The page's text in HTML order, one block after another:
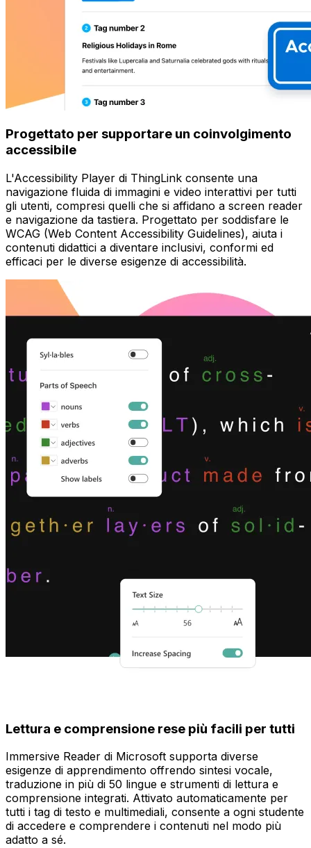
Progettato per supportare un coinvolgimento
accessibile
L'Accessibility Player di ThingLink consente una
navigazione fluida di immagini e video interattivi per tutti
gli utenti, compresi quelli che si affidano a screen reader
e navigazione da tastiera. Progettato per soddisfare le
WCAG (Web Content Accessibility Guidelines), aiuta i
contenuti didattici a diventare inclusivi, conformi ed
efficaci per le diverse esigenze di accessibilità.
Lettura e comprensione rese più facili per tutti
Immersive Reader di Microsoft supporta diverse
esigenze di apprendimento offrendo sintesi vocale,
traduzione in più di 50 lingue e strumenti di lettura e
comprensione integrati. Attivato automaticamente per
tutti i tag di testo e multimediali, consente a ogni studente
di accedere e comprendere i contenuti nel modo più
adatto a sé.